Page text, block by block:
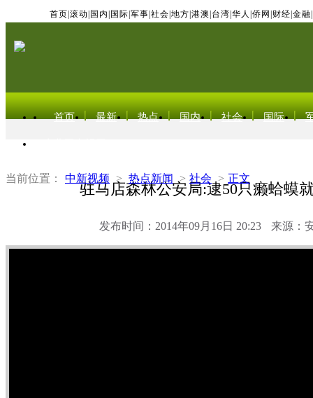
首页 滚动 国内 国际 军事 社会 地方 港澳 台湾 华人 侨网 财经 金融
首页 最新 热点 国内 社会 国际
当前位置： 中新视频 > 热点新闻 > 社会 > 正文
驻马店森林公安局:逮50只癞蛤蟆
发布时间：2014年09月16日 20:23 来源：